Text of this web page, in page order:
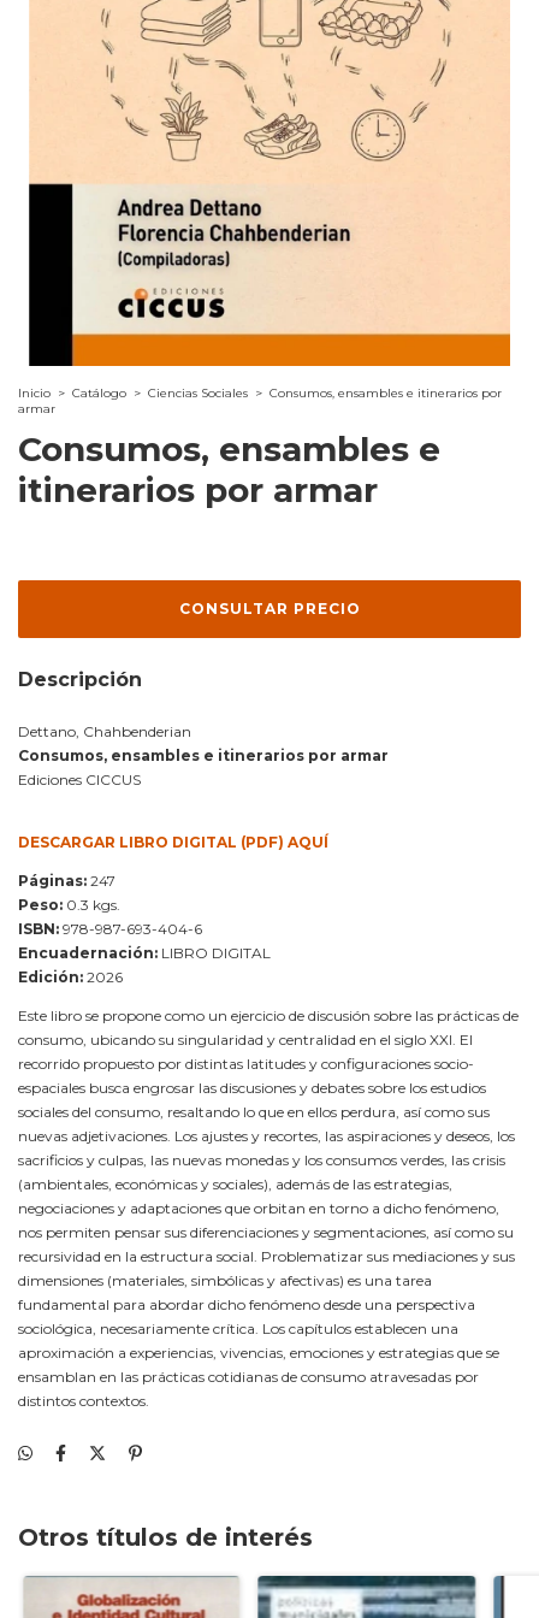
Inicio > Catálogo > Ciencias Sociales > Consumos, ensambles e itinerarios por
armar
Consumos, ensambles e
itinerarios por armar
Descripción
Dettano, Chahbenderian
Consumos, ensambles e itinerarios por armar
Ediciones CICCUS
DESCARGAR LIBRO DIGITAL (PDF) AQUÍ
Páginas: 247
Peso: 0.3 kgs.
ISBN: 978-987-693-404-6
Encuadernación: LIBRO DIGITAL
Edición: 2026
Este libro se propone como un ejercicio de discusión sobre las prácticas de
consumo, ubicando su singularidad y centralidad en el siglo XXI. El
recorrido propuesto por distintas latitudes y configuraciones socio-
espaciales busca engrosar las discusiones y debates sobre los estudios
sociales del consumo, resaltando lo que en ellos perdura, así como sus
nuevas adjetivaciones. Los ajustes y recortes, las aspiraciones y deseos, los
sacrificios y culpas, las nuevas monedas y los consumos verdes, las crisis
(ambientales, económicas y sociales), además de las estrategias,
negociaciones y adaptaciones que orbitan en torno a dicho fenómeno,
nos permiten pensar sus diferenciaciones y segmentaciones, así como su
recursividad en la estructura social. Problematizar sus mediaciones y sus
dimensiones (materiales, simbólicas y afectivas) es una tarea
fundamental para abordar dicho fenómeno desde una perspectiva
sociológica, necesariamente crítica. Los capítulos establecen una
aproximación a experiencias, vivencias, emociones y estrategias que se
ensamblan en las prácticas cotidianas de consumo atravesadas por
distintos contextos.
Otros títulos de interés